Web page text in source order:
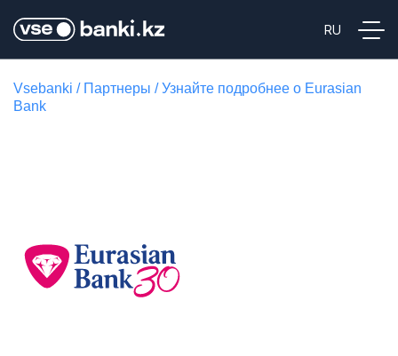
Vsebanki / Партнеры /Узнайте подробнее о Eurasian
Bank